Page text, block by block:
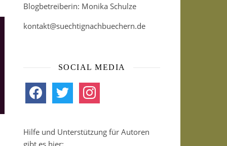
Blogbetreiberin: Monika Schulze
kontakt@suechtignachbuechern.de
SOCIAL MEDIA
facebook twitter instagram
Hilfe und Unterstützung für Autoren
gibt es hier: